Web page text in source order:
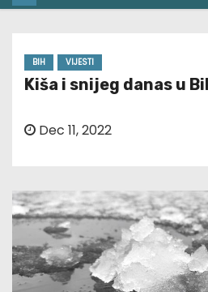
BIH VIJESTI
Kiša i snijeg danas u
Dec 11, 2022